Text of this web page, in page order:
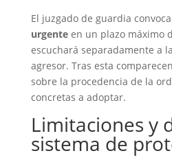
El juzgado de guardia
urgenteen un plazo máximo
escuchará separadamente a
agresor. Tras esta
sobre la procedencia de la
concretas a adoptar.
Limitaciones y
sistema de